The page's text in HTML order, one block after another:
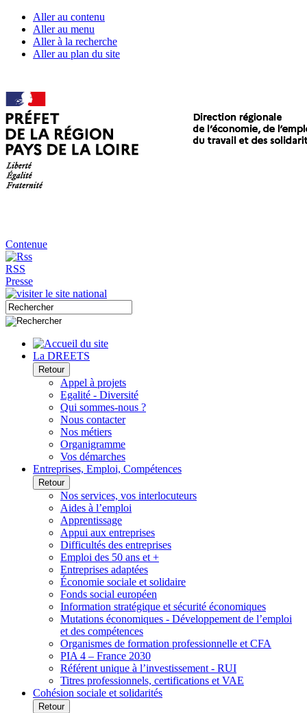
Aller au contenu
Aller au menu
Aller à la recherche
Aller au plan du site
Contenue
RSS
Presse
La DREETS
Retour
Appel à projets
Egalité - Diversité
Qui sommes-nous ?
Nous contacter
Nos métiers
Organigramme
Vos démarches
Entreprises, Emploi, Compétences
Retour
Nos services, vos interlocuteurs
Aides à l’emploi
Apprentissage
Appui aux entreprises
Difficultés des entreprises
Emploi des 50 ans et +
Entreprises adaptées
Économie sociale et solidaire
Fonds social européen
Information stratégique et sécurité économiques
Mutations économiques - Développement de l’emploi
et des compétences
Organismes de formation professionnelle et CFA
PIA 4 – France 2030
Référent unique à l’investissement - RUI
Titres professionnels, certifications et VAE
Cohésion sociale et solidarités
Retour